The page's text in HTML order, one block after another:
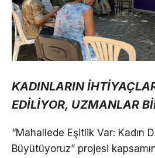
KADINLARIN
EDİLİYOR, UZMANLAR
“Mahallede Eşitlik Var: Kadın
Büyütüyoruz” projesi